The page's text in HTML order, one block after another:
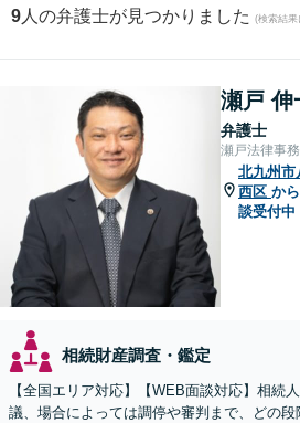
9 人の弁護士が見つかりました (検索結果
瀬戸 伸
弁護士
瀬戸法律事
北九州市
西区 か
談受付中
相続財産調査・鑑定
【全国エリア対応】【WEB面談対応】相続
議、場合によっては調停や審判まで、どの